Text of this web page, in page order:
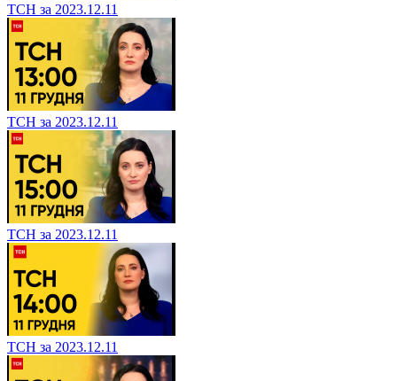
ТСН за 2023.12.11
ТСН за 2023.12.11
ТСН за 2023.12.11
ТСН за 2023.12.11